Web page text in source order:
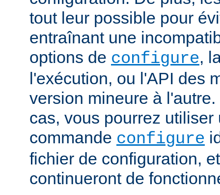
tout leur possible pour
entraînant une
options de configure,
l'exécution, ou l'API des
version mineure à
cas, vous pourrez utiliser
commande configure
fichier de configuration,
continueront de